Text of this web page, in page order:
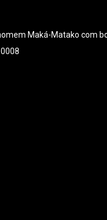
Maká-Matako com